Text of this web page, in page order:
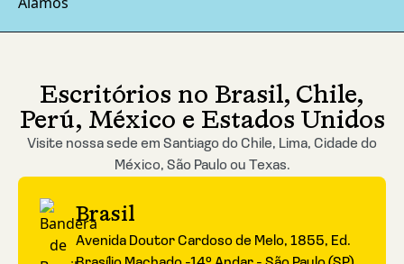
Escritórios no Brasil, Chile,
Perú, México e Estados Unidos
Visite nossa sede em Santiago do Chile, Lima, Cidade do
México, São Paulo ou Texas.
Brasil
Avenida Doutor Cardoso de Melo, 1855, Ed.